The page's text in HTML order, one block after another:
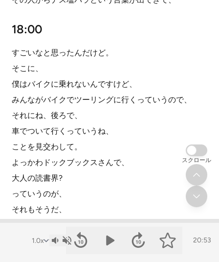
18:00
すごいなと思ったんだけど。
そこに、
僕はバイクに乗れないんですけど、
みんながバイクでツーリングに行くっていうので、
それにね、後ろで、
車でついて行くっていうね、
ことを見交わして。
よっかわドックブックスさんで、
大人の読書界?
っていうのが、
それもそうだ、
本を一人で読むんだけど、
20:53
スクロール